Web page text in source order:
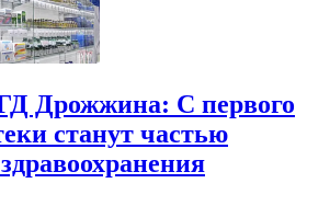
Дрожжина: С первого
станут частью